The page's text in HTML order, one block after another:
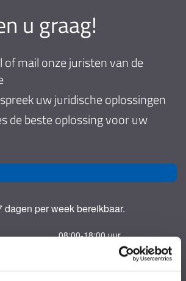
u graag!
of mail onze juristen van de
uw juridische oplossingen
de beste oplossing voor uw
dagen per week bereikbaar.
08:00-18:00 uur
08:00-18:00 uur
08:00-18:00 uur
08:00-18:00 uur